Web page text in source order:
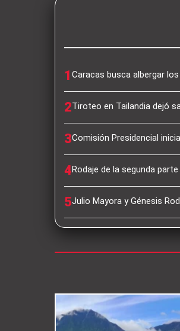
1 Caracas busca albergar
2Tiroteo en Tailandia dejó
3Comisión Presidencial
4Rodaje de la segunda
5Julio Mayora y Génesis